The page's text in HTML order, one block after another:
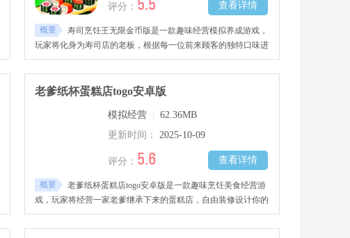
查看详情
评分： 5.5
概要
寿司烹饪王无限金币版是一款趣味经营模拟养成游戏，
玩家将化身为寿司店的老板，根据每一位前来顾客的独特口味进
行烹饪制作，将食材、调味品等进行烹饪制作出让顾客满意的佳
肴，赚取好评，还可以随意发挥你的创意，研究出更多寿司口
味，将你的寿司店做大做强，感兴趣的玩家千万不要错过哦！
老爹纸杯蛋糕店togo安卓版
模拟经营
62.36MB
更新时间：
2025-10-09
查看详情
评分： 5.6
概要
老爹纸杯蛋糕店togo安卓版是一款趣味烹饪美食经营游
戏，玩家将经营一家老爹继承下来的蛋糕店，自由装修设计你的
店铺画风，根据顾客的多样化口味需求自由规划出不同的蛋糕、
甜品、冰淇淋等，赚取丰富的钱财，将你的蛋糕店开往全世界，